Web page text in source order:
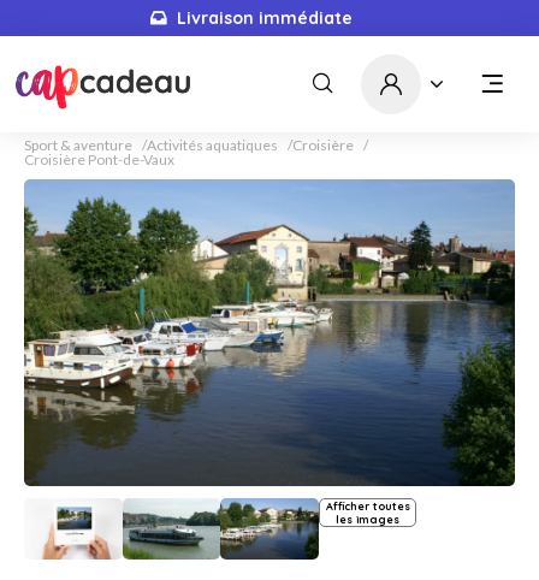
Livraison immédiate
Sport & aventure Activités aquatiques
Croisière
Croisière Pont-de-Vaux
Afficher toutes
les images